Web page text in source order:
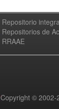
Repositorio
Repositorios de
RRAAE
Copyright © 2002-